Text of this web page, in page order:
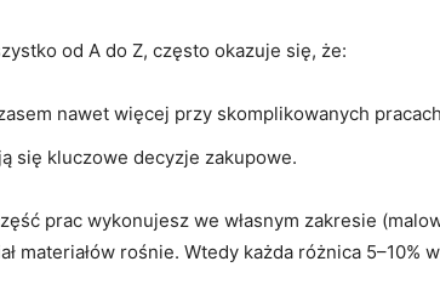
od A do Z, często okazuje się, że:
nawet więcej przy skomplikowanych
się kluczowe decyzje zakupowe.
prac wykonujesz we własnym zakresie
materiałów rośnie. Wtedy każda różnica 5–10%